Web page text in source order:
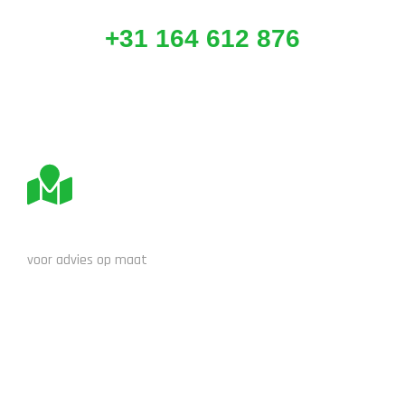
+31 164 612 876
voor advies op maat